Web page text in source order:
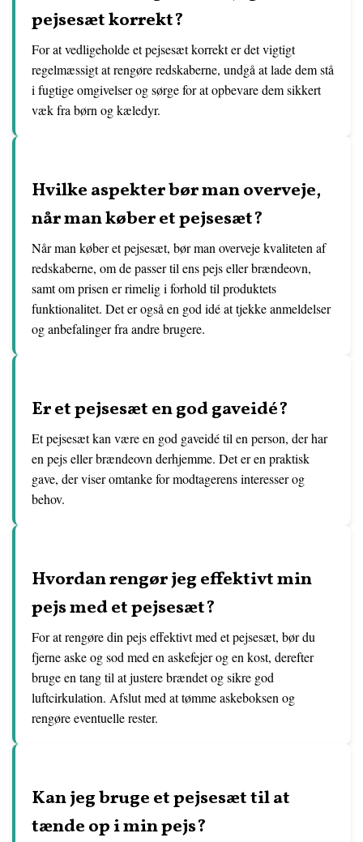
pejsesæt korrekt?
For at vedligeholde et pejsesæt korrekt er det vigtigt
regelmæssigt at rengøre redskaberne, undgå at lade dem stå
i fugtige omgivelser og sørge for at opbevare dem sikkert
væk fra børn og kæledyr.
Hvilke aspekter bør man overveje,
når man køber et pejsesæt?
Når man køber et pejsesæt, bør man overveje kvaliteten af
redskaberne, om de passer til ens pejs eller brændeovn,
samt om prisen er rimelig i forhold til produktets
funktionalitet. Det er også en god idé at tjekke anmeldelser
og anbefalinger fra andre brugere.
Er et pejsesæt en god gaveidé?
Et pejsesæt kan være en god gaveidé til en person, der har
en pejs eller brændeovn derhjemme. Det er en praktisk
gave, der viser omtanke for modtagerens interesser og
behov.
Hvordan rengør jeg effektivt min
pejs med et pejsesæt?
For at rengøre din pejs effektivt med et pejsesæt, bør du
fjerne aske og sod med en askefejer og en kost, derefter
bruge en tang til at justere brændet og sikre god
luftcirkulation. Afslut med at tømme askeboksen og
rengøre eventuelle rester.
Kan jeg bruge et pejsesæt til at
tænde op i min pejs?